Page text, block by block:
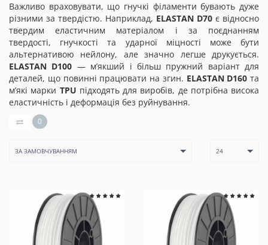
Важливо враховувати, що гнучкі філаменти бувають дуже
різними за твердістю. Наприклад, ELASTAN D70 є відносно
твердим еластичним матеріалом і за поєднанням
твердості, гнучкості та ударної міцності може бути
альтернативою нейлону, але значно легше друкується.
ELASTAN D100 — м’якший і більш пружний варіант для
деталей, що повинні працювати на згин. ELASTAN D160 та
м’які марки TPU підходять для виробів, де потрібна висока
еластичність і деформація без руйнування.
0
ЗА ЗАМОВЧУВАННЯМ 24